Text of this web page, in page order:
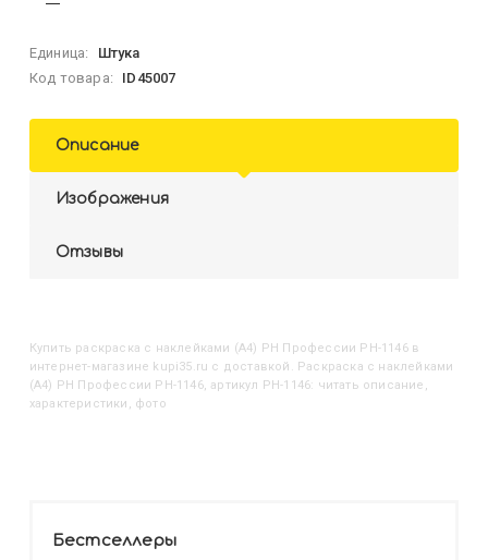
Единица:
Штука
Код товара:
ID45007
Описание
Изображения
Отзывы
Купить Раскраска с наклейками (А4) РН Профессии РН-1146в
интернет-магазине kupi35.ru с доставкой. Раскраска с наклейками
(А4) РН Профессии РН-1146, артикул РН-1146: читать описание,
характеристики, фото
Бестселлеры